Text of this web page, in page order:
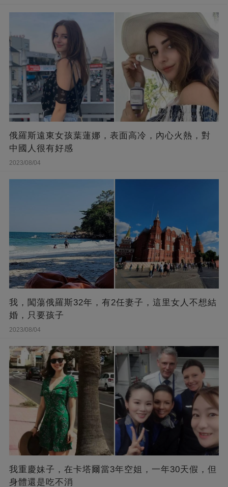
俄羅斯遠東女孩葉蓮娜，表面高冷，內心火熱，對
中國人很有好感
2023/08/04
我，闖蕩俄羅斯32年，有2任妻子，這里女人不想結
婚，只要孩子
2023/08/04
我重慶妹子，在卡塔爾當3年空姐，一年30天假，但
身體還是吃不消